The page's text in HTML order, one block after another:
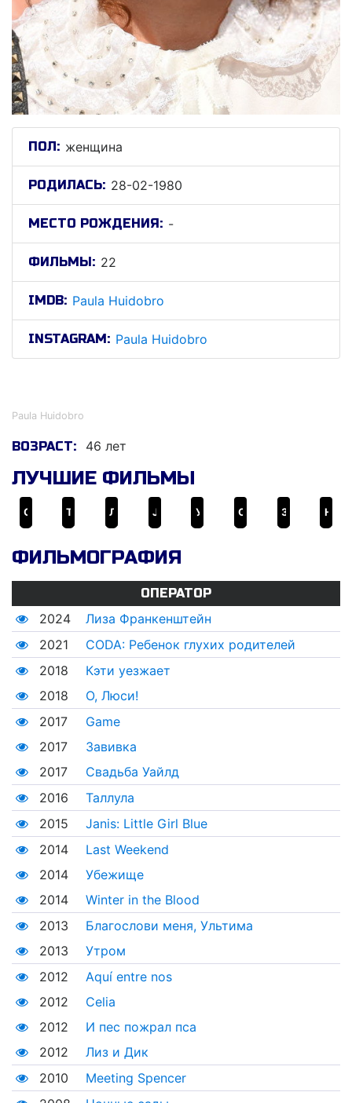
ПОЛ: женщина
РОДИЛАСЬ: 28-02-1980
МЕСТО РОЖДЕНИЯ: -
ФИЛЬМЫ: 22
IMDB: Paula Huidobro
INSTAGRAM: Paula Huidobro
Paula Huidobro
ВОЗРАСТ: 46 лет
ЛУЧШИЕ ФИЛЬМЫ
ФИЛЬМОГРАФИЯ
ОПЕРАТОР
2024
Лиза Франкенштейн
2021
CODA: Ребенок глухих родителей
2018
Кэти уезжает
2018
О, Люси!
2017
Game
2017
Завивка
2017
Свадьба Уайлд
2016
Таллула
2015
Janis: Little Girl Blue
2014
Last Weekend
2014
Убежище
2014
Winter in the Blood
2013
Благослови меня, Ультима
2013
Утром
2012
Aquí entre nos
2012
Celia
2012
И пес пожрал пса
2012
Лиз и Дик
2010
Meeting Spencer